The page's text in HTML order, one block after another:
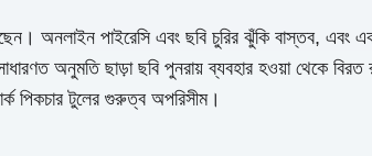
অনলাইন পাইরেসি এবং ছবি চুরির ঝুঁকি বাস্তব, এবং
অনুমতি ছাড়া ছবি পুনরায় ব্যবহার হওয়া থেকে
পিকচার টুলের গুরুত্ব অপরিসীম।